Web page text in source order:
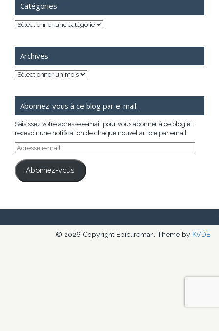
Catégories
Catégories
Archives
Archives
Abonnez-vous à ce blog par e-mail.
Saisissez votre adresse e-mail pour vous abonner à ce blog et
recevoir une notification de chaque nouvel article par email.
Adresse
e-
mail
Abonnez-vous
© 2026 Copyright Epicureman. Theme by KVDE